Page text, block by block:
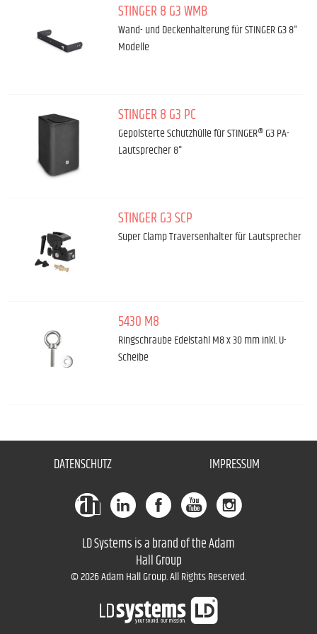
STINGER 8 G3 WMB
Wand- und Deckenhalterung für STINGER G3 8"
Modelle
STINGER 8 G3 PC
Gepolsterte Schutzhülle für STINGER® G3 PA-
Lautsprecher 8"
STINGER G3 SCP
Super Clamp Traversenhalter für Lautsprecher
5430 M8
Ringschraube Edelstahl M8 x 30 mm inkl. U-
Scheibe
DATENSCHUTZ IMPRESSUM
LD Systems is a brand of the Adam
Hall Group
© 2026 Adam Hall Group. All Rights Reserved.